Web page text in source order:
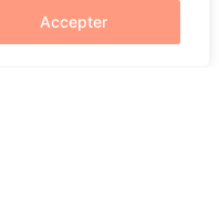
Accepter
la barrière